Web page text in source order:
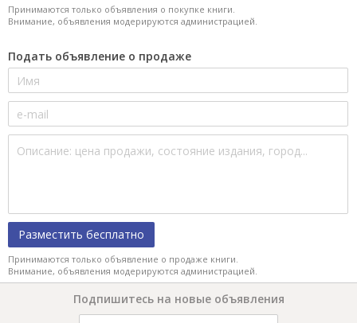
Принимаются только объявления о покупке книги.
Внимание, объявления модерируются администрацией.
Подать объявление о продаже
Разместить бесплатно
Принимаются только объявление о продаже книги.
Внимание, объявления модерируются администрацией.
Подпишитесь на новые объявления